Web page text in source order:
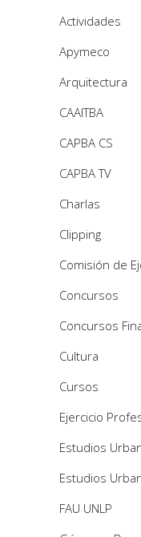
Actividades
Apymeco
Arquitectura
CAAITBA
CAPBA CS
CAPBA TV
Charlas
Clipping
Comisión de
Concursos
Concursos
Cultura
Cursos
Ejercicio
Estudios
Estudios
FAU UNLP